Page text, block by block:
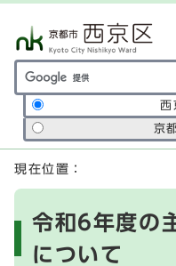
サイト内検索の範囲
西
京
ここから本文です
現在位置：
令和6年度の
について